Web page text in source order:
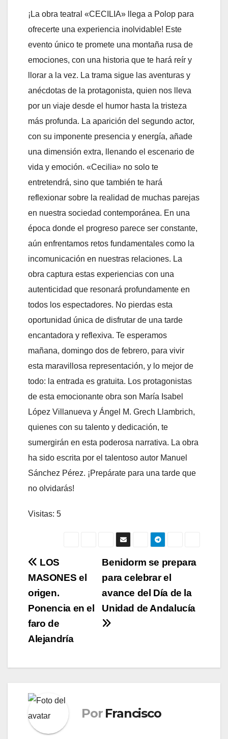
¡La obra teatral «CECILIA» llega a Polop para
ofrecerte una experiencia inolvidable! Este
evento único te promete una montaña rusa de
emociones, con una historia que te hará reír y
llorar a la vez. La trama sigue las aventuras y
anécdotas de la protagonista, quien nos lleva
por un viaje desde el humor hasta la tristeza
más profunda. La aparición del segundo actor,
con su imponente presencia y energía, añade
una dimensión extra, llenando el escenario de
vida y emoción. «Cecilia» no solo te
entretendrá, sino que también te hará
reflexionar sobre la realidad de muchas parejas
en nuestra sociedad contemporánea. En una
época donde el progreso parece ser constante,
aún enfrentamos retos fundamentales como la
incomunicación en nuestras relaciones. La
obra captura estas experiencias con una
autenticidad que resonará profundamente en
todos los espectadores. No pierdas esta
oportunidad única de disfrutar de una tarde
encantadora y reflexiva. Te esperamos
mañana, domingo dos de febrero, para vivir
esta maravillosa representación, y lo mejor de
todo: la entrada es gratuita. Los protagonistas
de esta emocionante obra son María Isabel
López Villanueva y Ángel M. Grech Llambrich,
quienes con su talento y dedicación, te
sumergirán en esta poderosa narrativa. La obra
ha sido escrita por el talentoso autor Manuel
Sánchez Pérez. ¡Prepárate para una tarde que
no olvidarás!
Visitas: 5
Navegación
de
entradas
Benidorm se prepara
para celebrar el
avance del Día de la
Unidad de Andalucía
LOS
MASONES el
origen.
Ponencia en el
faro de
Alejandría
Por Francisco